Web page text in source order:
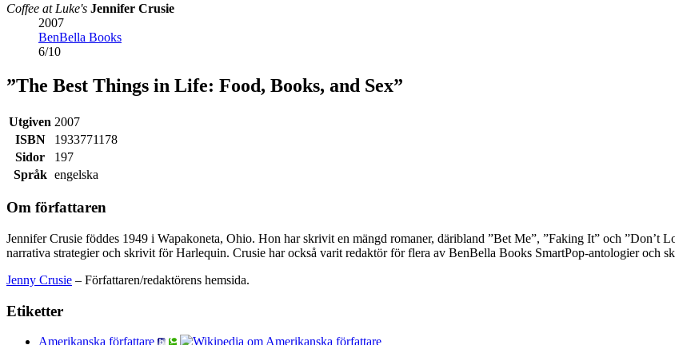
Coffee at Luke's Jennifer Crusie
2007
BenBella Books
6/10
”The Best Things in Life: Food, Books, and Sex”
Utgiven 2007
ISBN
1933771178
Sidor
197
Språk engelska
Om författaren
Jennifer Crusie föddes 1949 i Wapakoneta, Ohio. Hon har skrivit en mängd romaner, däribland ”Bet Me”, ”Faking It” och ”Don’t
narrativa strategier och skrivit för Harlequin. Crusie har också varit redaktör för flera av BenBella Books SmartPop-antologier och
Jenny Crusie – Författaren/redaktörens hemsida.
Etiketter
Amerikanska författare